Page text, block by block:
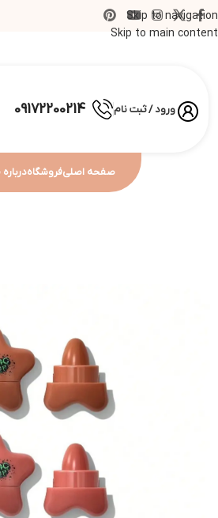
Skip to navigation
Skip to main content
ورود / ثبت نام 09172200214
صفحه اصلیفروشگاهدرباره